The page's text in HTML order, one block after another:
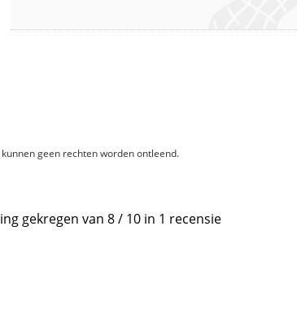
geen rechten worden ontleend.
gekregen van 8/ 10 in 1 recensie